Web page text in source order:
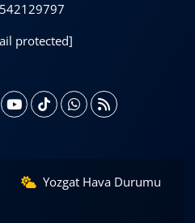
protected]
Yozgat Hava Durumu